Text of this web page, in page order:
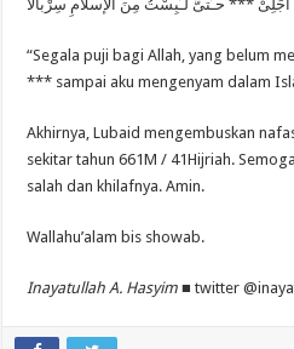
أَجَلِىْ *** حـَتىَّ لـَبِسْتُ مِنَ اْلإسلامِ سِرْبالا
“Segala puji bagi Allah, yang belum
*** sampai aku mengenyam dalam
Akhirnya, Lubaid mengembuskan
sekitar tahun 661M / 41Hijriah.
salah dan khilafnya. Amin.
Wallahu’alam bis showab.
Inayatullah A. Hasyim ■ twitter